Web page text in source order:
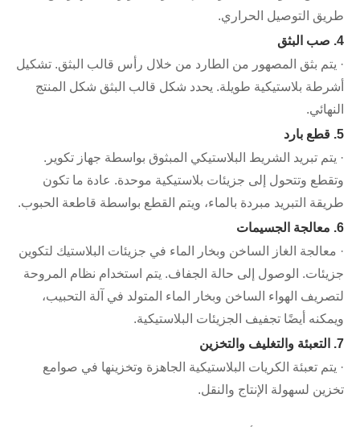
طريق التوصيل الحراري.
4. صب البثق
· يتم بثق المصهور من الطارد من خلال رأس قالب البثق. تشكيل
أشرطة بلاستيكية طويلة. يحدد شكل قالب البثق شكل المنتج
النهائي.
5. قطع بارد
· يتم تبريد الشريط البلاستيكي المبثوق بواسطة جهاز تكوير.
وتقطع وتتحول إلى جزيئات بلاستيكية موحدة. عادة ما تكون
طريقة التبريد مبردة بالماء، ويتم القطع بواسطة قاطعة الحبوب.
6. معالجة الجسيمات
· معالجة الغاز الساخن وبخار الماء في جزيئات البلاستيك لتكوين
جزيئات. الوصول إلى حالة الجفاف. يتم استخدام نظام المروحة
لتصريف الهواء الساخن وبخار الماء المتولد في آلة التحبيب،
ويمكنه أيضًا تجفيف الجزيئات البلاستيكية.
7. التعبئة والتغليف والتخزين
· يتم تعبئة الكريات البلاستيكية الجاهزة وتخزينها في صوامع
تخزين لسهولة الإنتاج والنقل.